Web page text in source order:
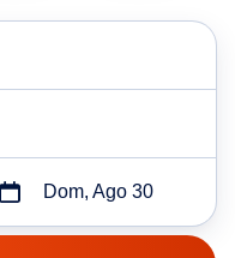
Dom, Ago 30